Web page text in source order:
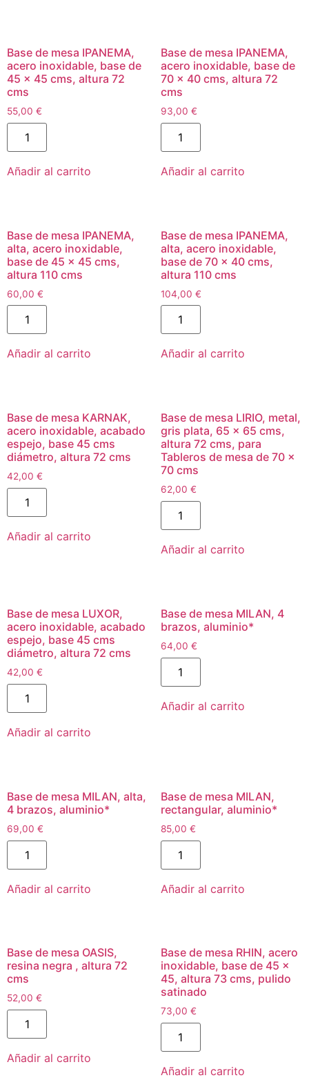
Base de mesa IPANEMA,
acero inoxidable, base de
45 x 45 cms, altura 72
cms
55,00 €
Añadir al carrito
Base de mesa IPANEMA,
acero inoxidable, base de
70 x 40 cms, altura 72
cms
93,00 €
Añadir al carrito
Base de mesa IPANEMA,
alta, acero inoxidable,
base de 45 x 45 cms,
altura 110 cms
60,00 €
Añadir al carrito
Base de mesa IPANEMA,
alta, acero inoxidable,
base de 70 x 40 cms,
altura 110 cms
104,00 €
Añadir al carrito
Base de mesa KARNAK,
acero inoxidable, acabado
espejo, base 45 cms
diámetro, altura 72 cms
42,00 €
Añadir al carrito
Base de mesa LIRIO, metal,
gris plata, 65 x 65 cms,
altura 72 cms, para
Tableros de mesa de 70 x
70 cms
62,00 €
Añadir al carrito
Base de mesa LUXOR,
acero inoxidable, acabado
espejo, base 45 cms
diámetro, altura 72 cms
42,00 €
Añadir al carrito
Base de mesa MILAN, 4
brazos, aluminio*
64,00 €
Añadir al carrito
Base de mesa MILAN, alta,
4 brazos, aluminio*
69,00 €
Añadir al carrito
Base de mesa MILAN,
rectangular, aluminio*
85,00 €
Añadir al carrito
Base de mesa OASIS,
resina negra , altura 72
cms
52,00 €
Añadir al carrito
Base de mesa RHIN, acero
inoxidable, base de 45 x
45, altura 73 cms, pulido
satinado
73,00 €
Añadir al carrito